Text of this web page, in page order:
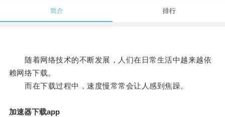
简介 排行
随着网络技术的不断发展，人们在日常生活中越来越依
赖网络下载。
而在下载过程中，速度慢常常会让人感到焦躁。
加速器下载app